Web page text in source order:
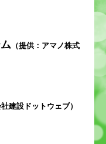
（提供：アマノ株式
建設ドットウェブ）